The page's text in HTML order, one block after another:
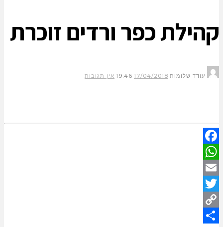
קהילת כפר ורדים זוכרת
עודד שלומות 17/04/2018
19:46 אין תגובות
Facebook
WhatsApp
Email
Twitter
Copy